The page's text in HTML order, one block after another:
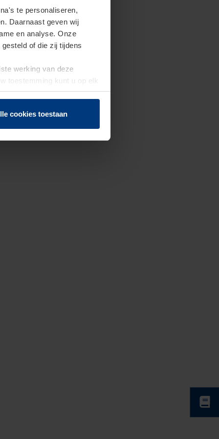
te personaliseren,
Daarnaast geven wij
en analyse. Onze
of die zij tijdens
werking van deze
toestemming kunt u op elk
herroepen.
cookies toestaan